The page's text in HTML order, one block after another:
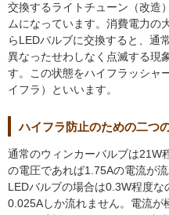
交換するライトチューン（改造
ムになっています。消費電力の
らLEDバルブに交換すると、通
異なったせわしなく点滅する現
す。この状態をハイフラッシャ
イフラ）といいます。
ハイフラ防止のための二つ
通常のウィンカーバルブは21W
の電圧であれば1.75Aの電流が流
LEDバルブの場合は0.3W程度な
0.025Aしか流れません。電流が